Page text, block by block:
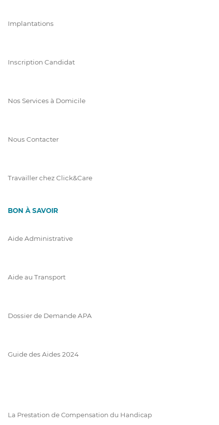
Implantations
Inscription Candidat
Nos Services à Domicile
Nous Contacter
Travailler chez Click&Care
BON À SAVOIR
Aide Administrative
Aide au Transport
Dossier de Demande APA
Guide des Aides 2024
La Prestation de Compensation du Handicap